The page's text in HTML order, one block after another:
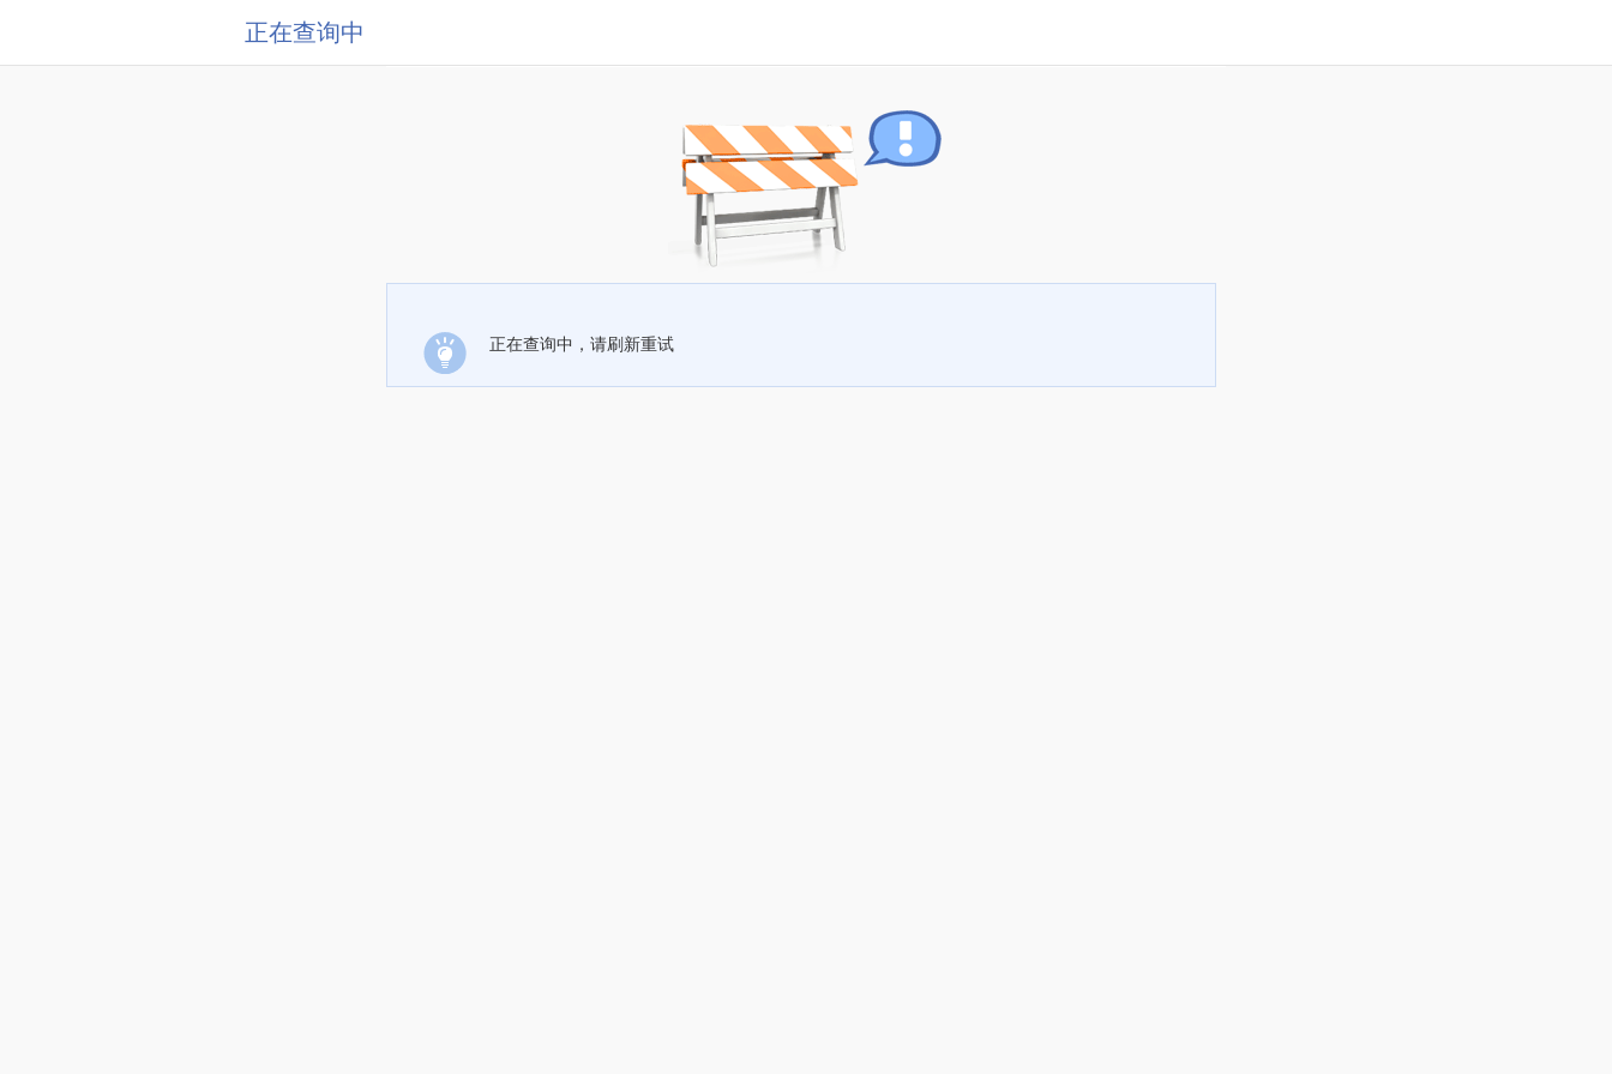
正在查询中
正在查询中，请刷新重试